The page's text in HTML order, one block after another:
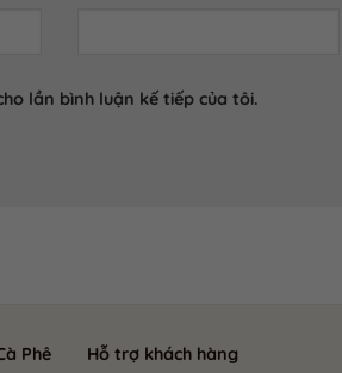
lần bình luận kế tiếp của tôi.
Phê Hỗ trợ khách hàng